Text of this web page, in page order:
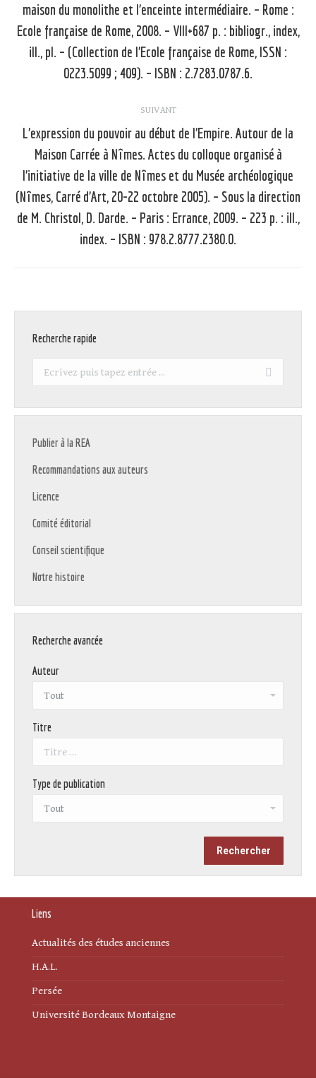
Article
précédent
:
maison du monolithe et l’enceinte intermédiaire. – Rome :
Ecole française de Rome, 2008. – VIII+687 p. : bibliogr., index,
ill., pl. – (Collection de l’Ecole française de Rome, ISSN :
0223.5099 ; 409). – ISBN : 2.7283.0787.6.
SUIVANT
Article
suivant
:
L’expression du pouvoir au début de l’Empire. Autour de la
Maison Carrée à Nîmes. Actes du colloque organisé à
l’initiative de la ville de Nîmes et du Musée archéologique
(Nîmes, Carré d’Art, 20-22 octobre 2005). – Sous la direction
de M. Christol, D. Darde. – Paris : Errance, 2009. – 223 p. : ill.,
index. – ISBN : 978.2.8777.2380.0.
Recherche rapide
Recherche
Publier à la REA
Recommandations aux auteurs
Licence
Comité éditorial
Conseil scientifique
Notre histoire
Recherche avancée
Auteur
Titre
Type de publication
Liens
Actualités des études anciennes
H.A.L.
Persée
Université Bordeaux Montaigne